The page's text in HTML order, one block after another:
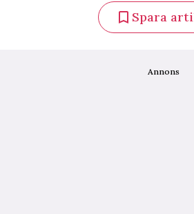
Spara
Annons